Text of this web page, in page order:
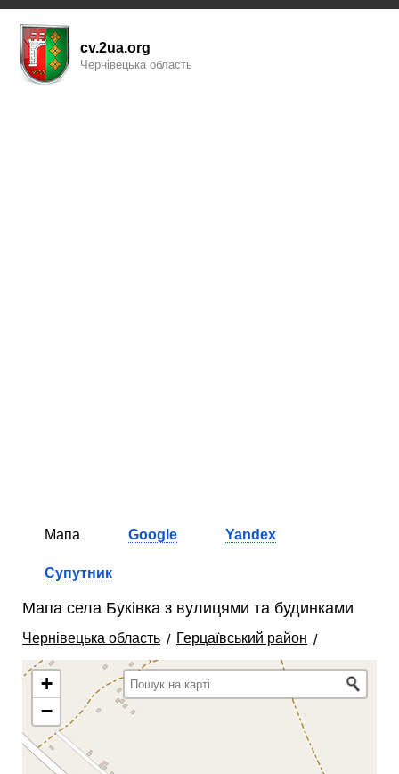
cv.2ua.org
Чернівецька область
Мапа Google Yandex
Супутник
Мапа села Буківка з вулицями та будинками
Чернівецька область Герцаївський район
+
−